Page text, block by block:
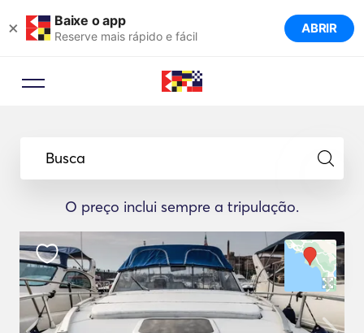
× Baixe o app
Reserve mais rápido e fácil ABRIR
Busca
O preço inclui sempre a tripulação.